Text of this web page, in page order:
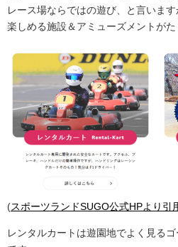
レース場ならではの遊び、と言いま
楽しめる施設＆アミューズメントがた
(スポーツランドSUGO公式HPより引
レンタルカートは遊園地でよく見る